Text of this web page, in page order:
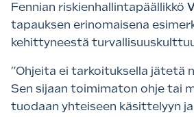
Fennian riskienhallintapäällikkö
tapauksen erinomaisena
kehittyneestä
”Ohjeita ei tarkoituksella jätetä
Sen sijaan toimimaton ohje tai
tuodaan yhteiseen käsittelyyn